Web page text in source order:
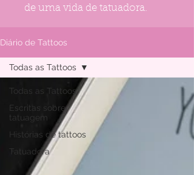
de uma vida de tatuadora.
Diário de Tattoos
Todas as Tattoos
Escritas sobre
tatuagem
Histórias de tattoos
Tatuadora
Todas as Tattoos